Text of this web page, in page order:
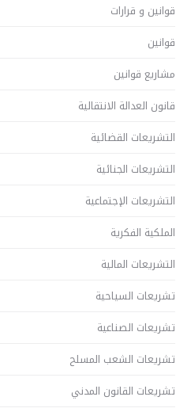
قوانين و قرارات
قوانين
مشاريع قوانين
قانون العدالة الانتقالية
التشريعات القضائية
التشريعات الجنائية
التشريعات الإجتماعية
الملكية الفكرية
التشريعات المالية
تشريعات السياحية
تشريعات الصناعية
تشريعات الشعب المسلح
تشريعات القانون المدني